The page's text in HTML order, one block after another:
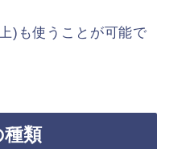
)も使うことが可能で
類